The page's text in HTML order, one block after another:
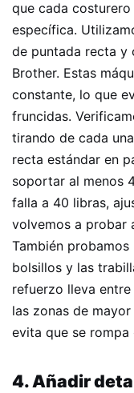
que cada
específica.
de puntada recta y
Brother. Estas
constante, lo que
fruncidas.
tirando de cada
recta estándar en
soportar al menos
falla a 40 libras,
volvemos a probar
También
bolsillos y las
refuerzo lleva
las zonas de
evita que se rompa
4. Añadir